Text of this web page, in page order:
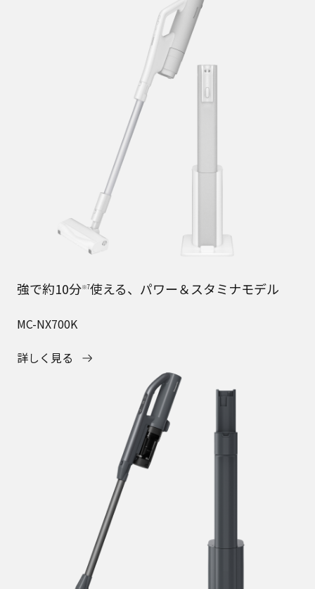
強で約10分※7使える、パワー＆スタミナモデル
MC-NX700K
詳しく見る